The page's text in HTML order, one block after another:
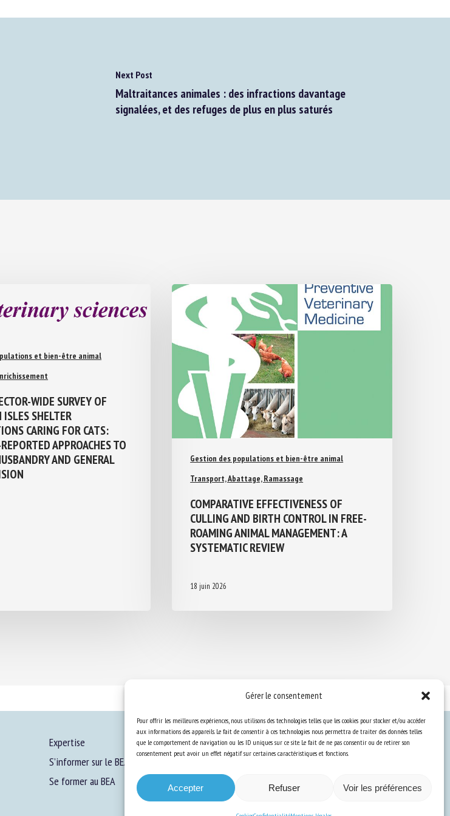
Gérer le consentement
Pour offrir les meilleures expériences, nous utilisons des technologies telles que les cookies pour stocker et/ou accéder
aux informations des appareils. Le fait de consentir à ces technologies nous permettra de traiter des données telles
que le comportement de navigation ou les ID uniques sur ce site. Le fait de ne pas consentir ou de retirer son
consentement peut avoir un effet négatif sur certaines caractéristiques et fonctions.
Accepter Refuser Voir les préférences
Next Post
Maltraitances animales : des infractions davantage
signalées, et des refuges de plus en plus saturés
et bien-être animal
WIDE SURVEY OF
SHELTER
CARING FOR CATS:
APPROACHES TO
AND GENERAL
Gestion des populations et bien-être animal
Transport, Abattage, Ramassage
COMPARATIVE EFFECTIVENESS OF
CULLING AND BIRTH CONTROL IN FREE-
ROAMING ANIMAL MANAGEMENT: A
SYSTEMATIC REVIEW
18 juin 2026
Expertise
S’informer sur le BEA
Se former au BEA
Ressources